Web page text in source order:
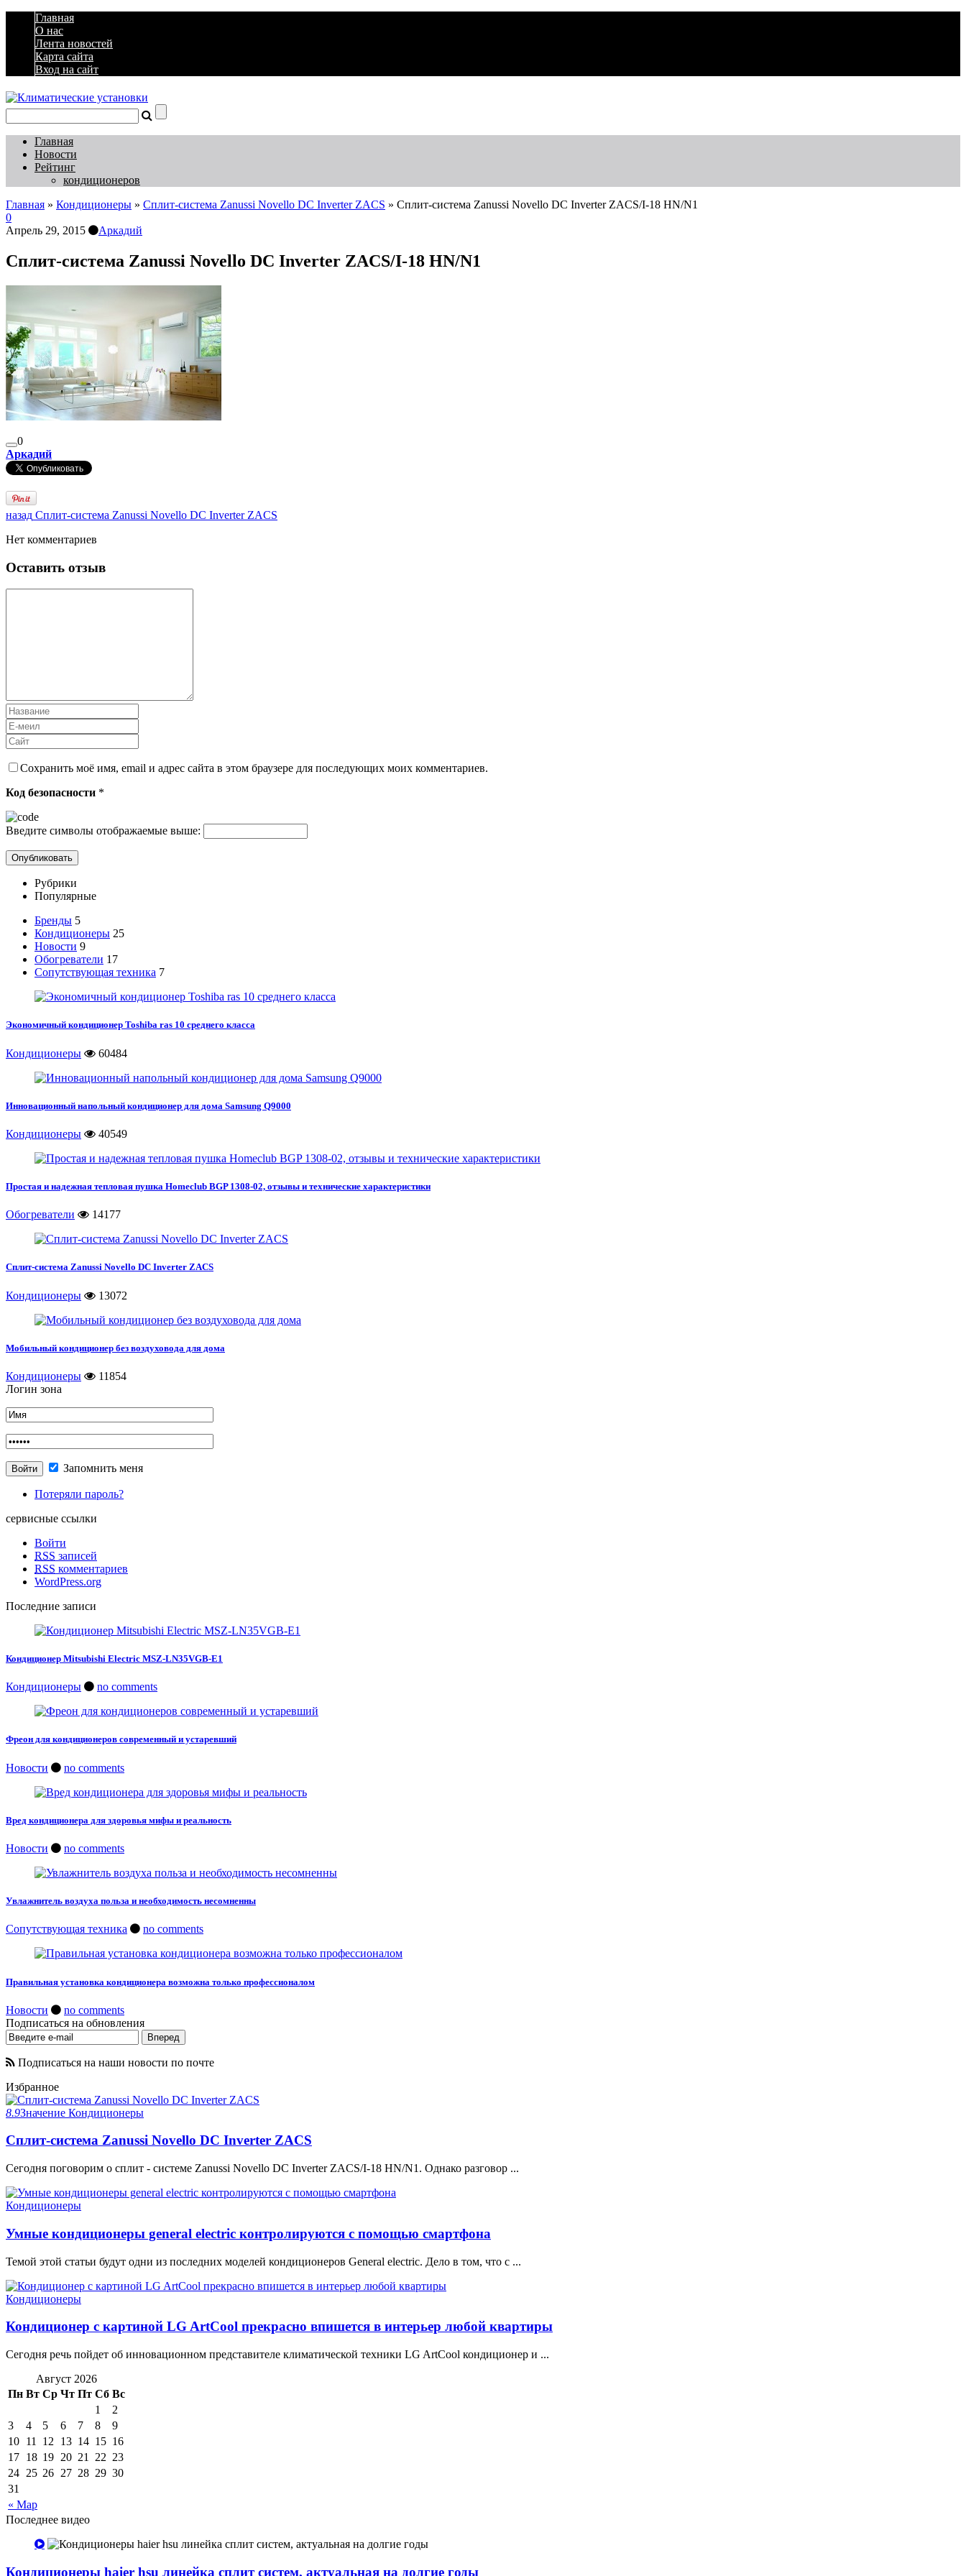
Главная
О нас
Лента новостей
Карта сайта
Вход на сайт
Главная
Новости
Рейтинг
кондиционеров
Главная » Кондиционеры » Сплит-система Zanussi Novello DC Inverter ZACS » Сплит-система Zanussi Novello DC Inverter ZACS/I-18 HN/N1
0
Апрель 29, 2015
Аркадий
Сплит-система Zanussi Novello DC Inverter ZACS/I-18 HN/N1
0
Аркадий
назад Сплит-система Zanussi Novello DC Inverter ZACS
Нет комментариев
Оставить отзыв
Сохранить моё имя, email и адрес сайта в этом браузере для последующих моих комментариев.
Код безопасности *
Введите символы отображаемые выше:
Рубрики
Популярные
Бренды 5
Кондиционеры 25
Новости 9
Обогреватели 17
Сопутствующая техника 7
Экономичный кондиционер Toshiba ras 10 среднего класса
Кондиционеры 60484
Инновационный напольный кондиционер для дома Samsung Q9000
Кондиционеры 40549
Простая и надежная тепловая пушка Homeclub BGP 1308-02, отзывы и технические характеристики
Обогреватели 14177
Сплит-система Zanussi Novello DC Inverter ZACS
Кондиционеры 13072
Мобильный кондиционер без воздуховода для дома
Кондиционеры
11854
Логин зона
Запомнить меня
Потеряли пароль?
сервисные ссылки
Войти
RSS записей
RSS комментариев
WordPress.org
Последние записи
Кондиционер Mitsubishi Electric MSZ-LN35VGB-E1
Кондиционеры no comments
Фреон для кондиционеров современный и устаревший
Новости no comments
Вред кондиционера для здоровья мифы и реальность
Новости no comments
Увлажнитель воздуха польза и необходимость несомненны
Сопутствующая техника no comments
Правильная установка кондиционера возможна только профессионалом
Новости
no comments
Подписаться на обновления
Подписаться на наши новости по почте
Избранное
8.9Значение Кондиционеры
Сплит-система Zanussi Novello DC Inverter ZACS
Сегодня поговорим о сплит - системе Zanussi Novello DC Inverter ZACS/I-18 HN/N1. Однако разговор ...
Кондиционеры
Умные кондиционеры general electric контролируются с помощью смартфона
Темой этой статьи будут одни из последних моделей кондиционеров General electric. Дело в том, что с ...
Кондиционеры
Кондиционер с картиной LG ArtCool прекрасно впишется в интерьер любой квартиры
Сегодня речь пойдет об инновационном представителе климатической техники LG ArtCool кондиционер и ...
Август 2026
Пн Вт Ср Чт Пт Сб Вс
« Мар
1
2
3
4 5 6 7 8
9
10 11 12 13 14 15 16
17 18 19 20 21 22 23
24 25 26 27 28 29 30
31
Последнее видео
Кондиционеры haier hsu линейка сплит систем, актуальная на долгие годы